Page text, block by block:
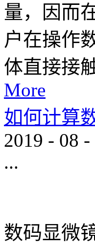
量，因而
户在操作
体直接接
More
如何计算
2019 - 08 -
...
数码显微